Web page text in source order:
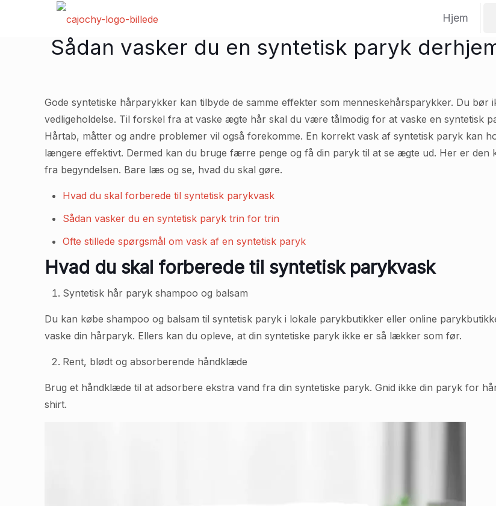
Hjem
Sådan vasker du en syntetisk paryk
Gode syntetiske hårparykker kan tilbyde de samme effekter som menneskehårsparykker. Du bør
vedligeholdelse. Til forskel fra at vaske ægte hår skal du være tålmodig for at vaske en syntetisk
Hårtab, måtter og andre problemer vil også forekomme. En korrekt vask af syntetisk paryk kan
længere effektivt. Dermed kan du bruge færre penge og få din paryk til at se ægte ud. Her er den
fra begyndelsen. Bare læs og se, hvad du skal gøre.
Hvad du skal forberede til syntetisk parykvask
Sådan vasker du en syntetisk paryk trin for trin
Ofte stillede spørgsmål om vask af en syntetisk paryk
Hvad du skal forberede til syntetisk parykvask
Syntetisk hår paryk shampoo og balsam
Du kan købe shampoo og balsam til syntetisk paryk i lokale parykbutikker eller online
vaske din hårparyk. Ellers kan du opleve, at din syntetiske paryk ikke er så lækker som før.
Rent, blødt og absorberende håndklæde
Brug et håndklæde til at adsorbere ekstra vand fra din syntetiske paryk. Gnid ikke din paryk for
shirt.